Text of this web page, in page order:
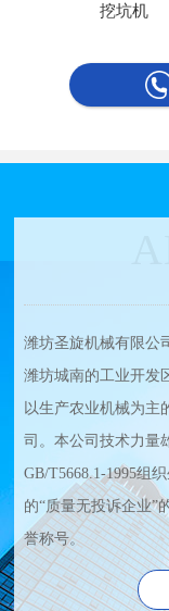
挖坑机
潍坊圣旋机械有限公
潍坊城南的工业开发
以生产农业机械为主
司。本公司技术力量
GB/T5668.1-1995组
的“质量无投诉企业”
誉称号。